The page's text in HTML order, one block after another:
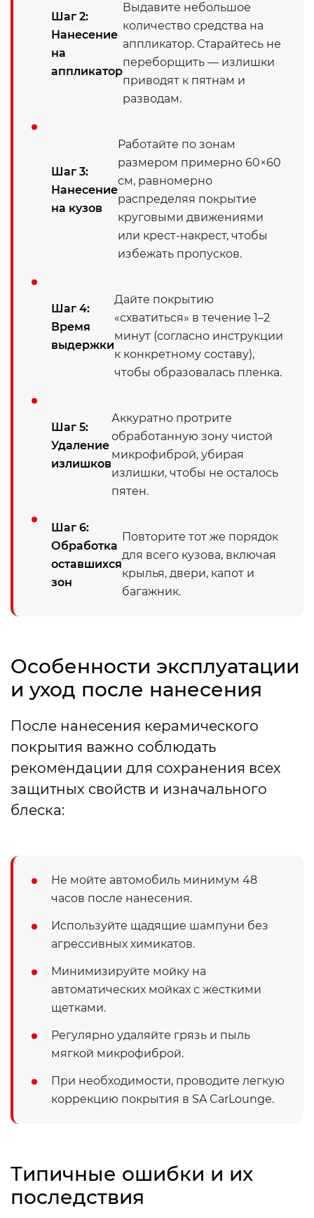
Шаг 2:
Нанесение
на
аппликатор
Выдавите небольшое
количество средства на
аппликатор. Старайтесь не
переборщить — излишки
приводят к пятнам и
разводам.
Шаг 3:
Нанесение
на кузов
Работайте по зонам
размером примерно 60×60
см, равномерно
распределяя покрытие
круговыми движениями
или крест-накрест, чтобы
избежать пропусков.
Шаг 4:
Время
выдержки
Дайте покрытию
«схватиться» в течение 1–2
минут (согласно инструкции
к конкретному составу),
чтобы образовалась пленка.
Шаг 5:
Удаление
излишков
Аккуратно протрите
обработанную зону чистой
микрофиброй, убирая
излишки, чтобы не осталось
пятен.
Шаг 6:
Обработка
оставшихся
зон
Повторите тот же порядок
для всего кузова, включая
крылья, двери, капот и
багажник.
Особенности эксплуатации
и уход после нанесения
После нанесения керамического
покрытия важно соблюдать
рекомендации для сохранения всех
защитных свойств и изначального
блеска:
Не мойте автомобиль минимум 48
часов после нанесения.
Используйте щадящие шампуни без
агрессивных химикатов.
Минимизируйте мойку на
автоматических мойках с жесткими
щетками.
Регулярно удаляйте грязь и пыль
мягкой микрофиброй.
При необходимости, проводите легкую
коррекцию покрытия в SA CarLounge.
Типичные ошибки и их
последствия